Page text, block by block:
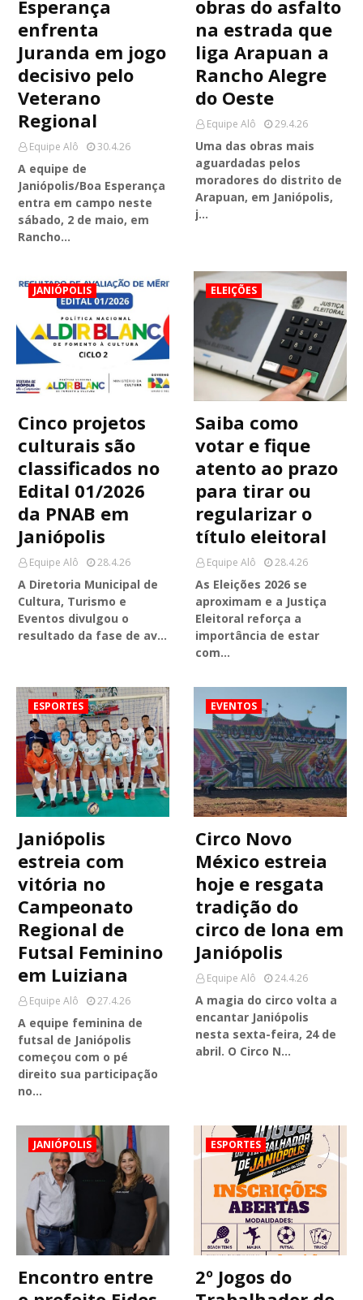
Esperança
enfrenta
Juranda em jogo
decisivo pelo
Veterano
Regional
Equipe Alô 30.4.26
A equipe de
Janiópolis/Boa Esperança
entra em campo neste
sábado, 2 de maio, em
Rancho…
obras do asfalto
na estrada que
liga Arapuan a
Rancho Alegre
do Oeste
Equipe Alô 29.4.26
Uma das obras mais
aguardadas pelos
moradores do distrito de
Arapuan, em Janiópolis,
j…
JANIÓPOLIS
Cinco projetos
culturais são
classificados no
Edital 01/2026
da PNAB em
Janiópolis
Equipe Alô 28.4.26
A Diretoria Municipal de
Cultura, Turismo e
Eventos divulgou o
resultado da fase de av…
ELEIÇÕES
Saiba como
votar e fique
atento ao prazo
para tirar ou
regularizar o
título eleitoral
Equipe Alô 28.4.26
As Eleições 2026 se
aproximam e a Justiça
Eleitoral reforça a
importância de estar
com…
ESPORTES
Janiópolis
estreia com
vitória no
Campeonato
Regional de
Futsal Feminino
em Luiziana
Equipe Alô 27.4.26
A equipe feminina de
futsal de Janiópolis
começou com o pé
direito sua participação
no…
EVENTOS
Circo Novo
México estreia
hoje e resgata
tradição do
circo de lona em
Janiópolis
Equipe Alô 24.4.26
A magia do circo volta a
encantar Janiópolis
nesta sexta-feira, 24 de
abril. O Circo N…
JANIÓPOLIS
Encontro entre
ESPORTES
2º Jogos do